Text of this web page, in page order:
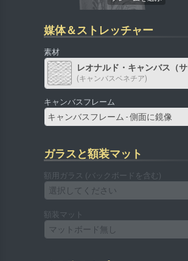
媒体＆ストレッチャー
素材
レオナルド・キャンバス（サ
(キャンバスベネチア)
キャンバスフレーム
キャンバスフレーム - 側面に鏡像
ガラスと額装マット
額用ガラス (バックボードを含む)
選択してください
額装マット
マットボード無し